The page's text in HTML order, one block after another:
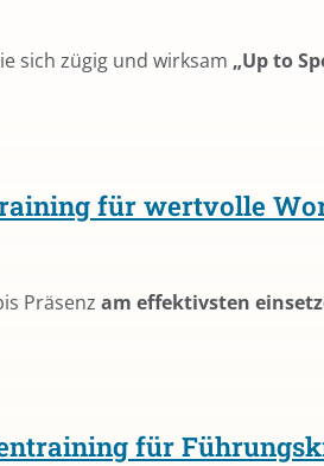
sich zügig und wirksam „Up to
für wertvolle
Präsenz am effektivsten
für